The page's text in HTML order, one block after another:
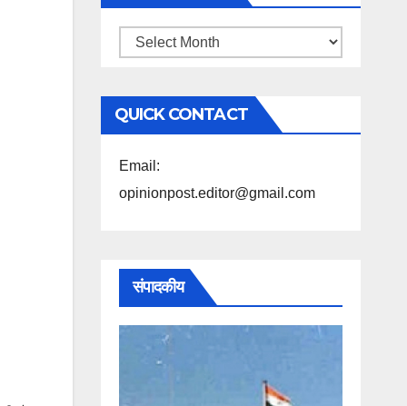
महिने
अनुसार
पढ़ें
QUICK CONTACT
Email:
opinionpost.editor@gmail.com
संपादकीय